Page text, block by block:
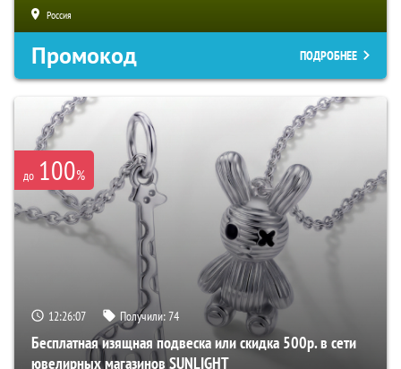
Россия
Промокод ПОДРОБНЕЕ
до 100%
12:26:07 Получили:74
Бесплатная изящная подвеска или скидка 500р. в сети
ювелирных магазинов SUNLIGHT